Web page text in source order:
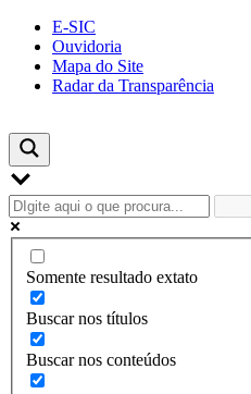
Skip
content
E-SIC
Ouvidoria
Mapa do Site
Radar da Transparência
Somente resultado extato
Buscar nos títulos
Buscar nos conteúdos